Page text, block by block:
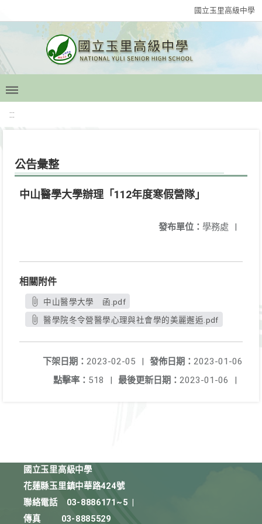
國立玉里高級中學
:::
公告彙整
中山醫學大學辦理「112年度寒假營隊」
發布單位： 學務處 |
相關附件
中山醫學大學 函.pdf
醫學院冬令營醫學心理與社會學的美麗邂逅.pdf
發佈日期： 2023-01-06
下架日期： 2023-02-05
|
最後更新日期： 2023-01-06 |
點擊率： 518 |
國立玉里高級中學
花蓮縣玉里鎮中華路424號
聯絡電話
03-8886171~5
傳真
03-8885529